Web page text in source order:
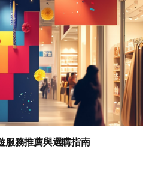
服務推薦與選購指南